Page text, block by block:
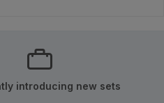
introducing new sets